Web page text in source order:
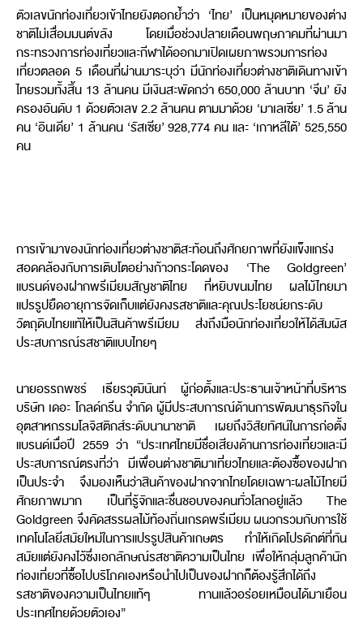
ตัวเลขนักท่องเที่ยวเข้าไทยยังตอกย้ำว่า ‘ไทย’ เป็นหมุดหมายของต่าง
ชาติไม่เสื่อมมนต์ขลัง โดยเมื่อช่วงปลายเดือนพฤษภาคมที่ผ่านมา
กระทรวงการท่องเที่ยวและกีฬาได้ออกมาเปิดเผยภาพรวมการท่อง
เที่ยวตลอด 5 เดือนที่ผ่านมาระบุว่า มีนักท่องเที่ยวต่างชาติเดินทางเข้า
ไทยรวมทั้งสิ้น 13 ล้านคน มีเงินสะพัดกว่า 650,000 ล้านบาท ‘จีน’ ยัง
ครองอันดับ 1 ด้วยตัวเลข 2.2 ล้านคน ตามมาด้วย ‘มาเลเซีย’ 1.5 ล้าน
คน ‘อินเดีย’ 1 ล้านคน ‘รัสเซีย’ 928,774 คน และ ‘เกาหลีใต้’ 525,550
คน
การเข้ามาของนักท่องเที่ยวต่างชาติสะท้อนถึงศักยภาพที่ยังแข็งแกร่ง
สอดคล้องกับการเติบโตอย่างก้าวกระโดดของ ‘The Goldgreen’
แบรนด์ของฝากพรีเมียมสัญชาติไทย ที่หยิบขนมไทย ผลไม้ไทยมา
แปรรูปยืดอายุการจัดเก็บแต่ยังคงรสชาติและคุณประโยชน์ยกระดับ
วัตถุดิบไทยแท้ให้เป็นสินค้าพรีเมียม ส่งถึงมือนักท่องเที่ยวให้ได้สัมผัส
ประสบการณ์รสชาติแบบไทยๆ
นายอรรถพชร์ เธียรวุฒินันท์ ผู้ก่อตั้งและประธานเจ้าหน้าที่บริหาร
บริษัท เดอะ โกลด์กรีน จำกัด ผู้มีประสบการณ์ด้านการพัฒนาธุรกิจใน
อุตสาหกรรมโลจิสติกส์ระดับนานาชาติ เผยถึงวิสัยทัศน์ในการก่อตั้ง
แบรนด์เมื่อปี 2559 ว่า “ประเทศไทยมีชื่อเสียงด้านการท่องเที่ยวและมี
ประสบการณ์ตรงที่ว่า มีเพื่อนต่างชาติมาเที่ยวไทยและต้องซื้อของฝาก
เป็นประจำ จึงมองเห็นว่าสินค้าของฝากจากไทยโดยเฉพาะผลไม้ไทยมี
ศักยภาพมาก เป็นที่รู้จักและชื่นชอบของคนทั่วโลกอยู่แล้ว The
Goldgreen จึงคัดสรรผลไม้ท้องถิ่นเกรดพรีเมียม ผนวกรวมกับการใช้
เทคโนโลยีสมัยใหม่ในการแปรรูปสินค้าเกษตร ทำให้เกิดโปรดักต์ที่ทัน
สมัยแต่ยังคงไว้ซึ่งเอกลักษณ์รสชาติความเป็นไทย เพื่อให้กลุ่มลูกค้านัก
ท่องเที่ยวที่ซื้อไปบริโภคเองหรือนำไปเป็นของฝากก็ต้องรู้สึกได้ถึง
รสชาติของความเป็นไทยแท้ๆ ทานแล้วอร่อยเหมือนได้มาเยือน
ประเทศไทยด้วยตัวเอง”